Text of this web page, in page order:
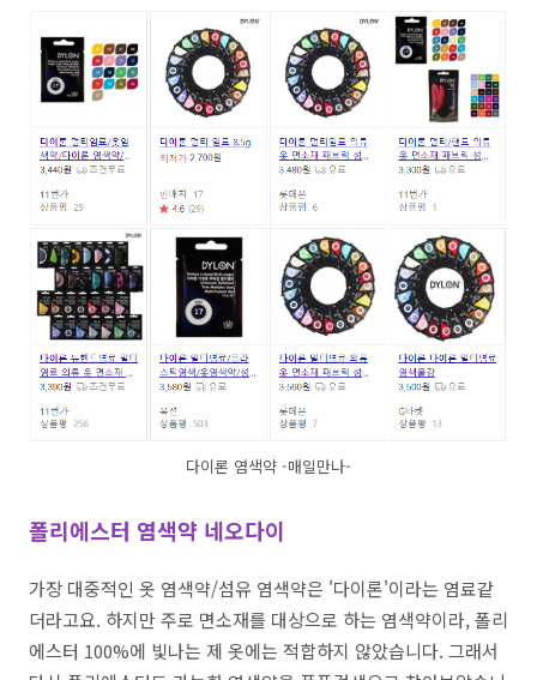
다이론 염색약 -매일만나-
폴리에스터 염색약 네오다이
가장 대중적인 옷 염색약/섬유 염색약은 '다이론'이라는 염료같
더라고요. 하지만 주로 면소재를 대상으로 하는 염색약이라, 폴리
에스터 100%에 빛나는 제 옷에는 적합하지 않았습니다. 그래서